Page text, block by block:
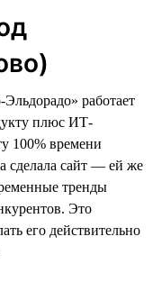
работает
плюс ИТ-
100% времени
сделала сайт — ей же
тренды
Это
его действительно